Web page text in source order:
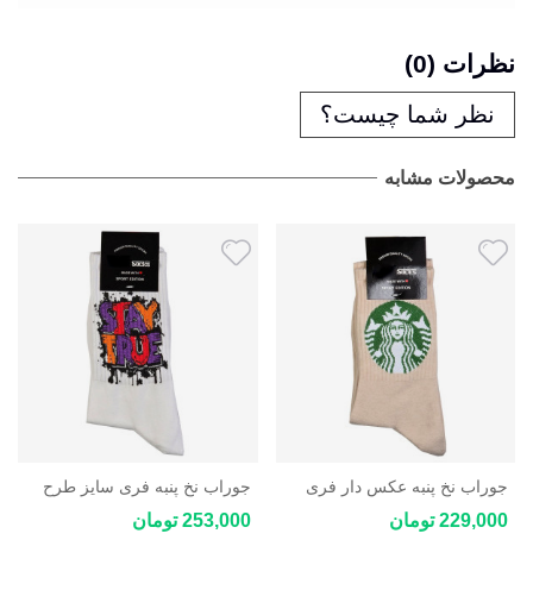
نظرات (0)
نظر شما چیست؟
محصولات مشابه
جوراب نخ پنبه عکس دار فری
سایز
229,000 تومان
جوراب نخ پنبه فری سایز طرح
فانتزی
253,000 تومان